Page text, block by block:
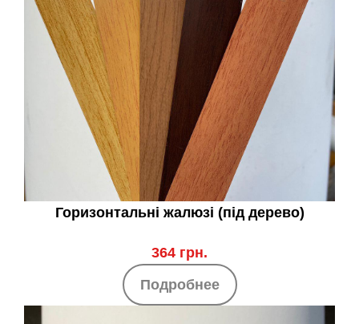
Горизонтальні жалюзі (під дерево)
364 грн.
Подробнее